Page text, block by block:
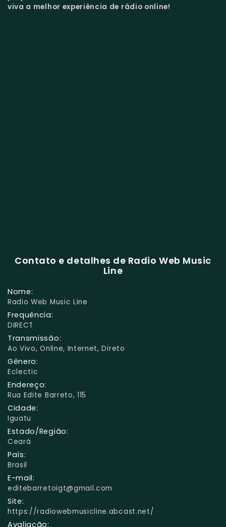
viva a melhor experiência de rádio online!
Contato e detalhes de Radio Web Music
Line
Nome:
Radio Web Music Line
Frequência:
DIRECT
Transmissão:
Ao Vivo, Online, Internet, Direto
Gênero:
Eclectic
Endereço:
Rua Edite Barreto, 115
Cidade:
Iguatu
Estado/Região:
Ceará
País:
Brasil
E-mail:
editebarretoigt@gmail.com
Site:
https://radiowebmusicline.abcast.net/
Avaliação: